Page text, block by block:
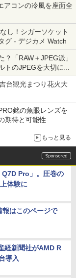
アコンの冷風を座面全
し！シガーソケット
グ - デジカメ Watch
「RAW＋JPEG派」
のJPEGを大切にす
台観光まつり花火大
銘の魚眼レンズを
期待と可能性
もっと見る
Pro」。圧巻の
体験に
報はこのページで
経新聞社がAMD R
導入